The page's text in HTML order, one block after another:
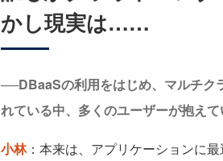
かし現実は……
──DBaaSの利用をはじめ、マルチク
れている中、多くのユーザーが抱え
小林：本来は、アプリケーションに